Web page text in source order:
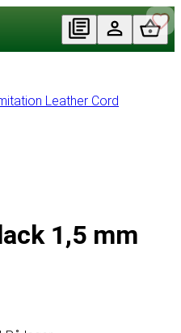
Leather Cord
1,5 mm